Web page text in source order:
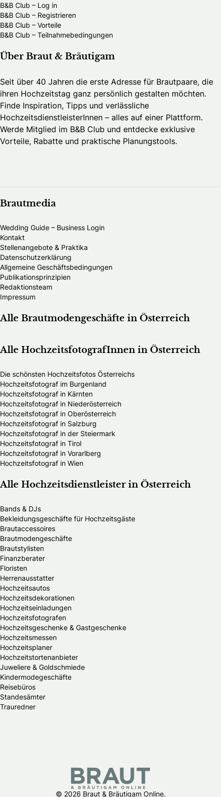
B&B Club – Log in
B&B Club – Registrieren
B&B Club – Vorteile
B&B Club – Teilnahmebedingungen
Über Braut & Bräutigam
Seit über 40 Jahren die erste Adresse für Brautpaare, die
ihren Hochzeitstag ganz persönlich gestalten möchten.
Finde Inspiration, Tipps und verlässliche
HochzeitsdienstleisterInnen – alles auf einer Plattform.
Werde Mitglied im B&B Club und entdecke exklusive
Vorteile, Rabatte und praktische Planungstools.
Brautmedia
Wedding Guide – Business Login
Kontakt
Stellenangebote & Praktika
Datenschutzerklärung
Allgemeine Geschäftsbedingungen
Publikationsprinzipien
Redaktionsteam
Impressum
Alle Brautmodengeschäfte in Österreich
Alle HochzeitsfotografInnen in Österreich
Die schönsten Hochzeitsfotos Österreichs
Hochzeitsfotograf im Burgenland
Hochzeitsfotograf in Kärnten
Hochzeitsfotograf in Niederösterreich
Hochzeitsfotograf in Oberösterreich
Hochzeitsfotograf in Salzburg
Hochzeitsfotograf in der Steiermark
Hochzeitsfotograf in Tirol
Hochzeitsfotograf in Vorarlberg
Hochzeitsfotograf in Wien
Alle Hochzeitsdienstleister in Österreich
Bands & DJs
Bekleidungsgeschäfte für Hochzeitsgäste
Brautaccessoires
Brautmodengeschäfte
Brautstylisten
Finanzberater
Floristen
Herrenausstatter
Hochzeitsautos
Hochzeitsdekorationen
Hochzeitseinladungen
Hochzeitsfotografen
Hochzeitsgeschenke & Gastgeschenke
Hochzeitsmessen
Hochzeitsplaner
Hochzeitstortenanbieter
Juweliere & Goldschmiede
Kindermodegeschäfte
Reisebüros
Standesämter
Trauredner
© 2026 Braut & Bräutigam Online.